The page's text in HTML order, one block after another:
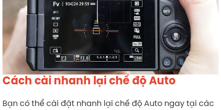
Cách cài nhanh lại chế độ Auto
Bạn có thể cài đặt nhanh lại chế độ Auto ngay tại các